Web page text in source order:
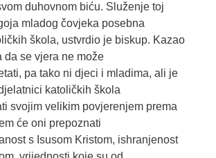
duhovnom biću. Služenje toj
mladog čovjeka posebna
škola, ustvrdio je biskup. Kazao
da se vjera ne može
pa tako ni djeci i mladima, ali je
katoličkih škola
svojim velikim povjerenjem prema
će oni prepoznati
s Isusom Kristom, ishranjenost